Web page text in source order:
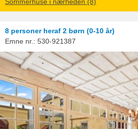
8 personer heraf 2 børn (0-10 år)
Emne nr.: 530-921387